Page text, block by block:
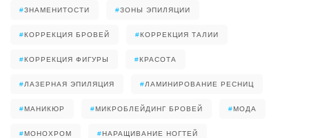
#ЗНАМЕНИТОСТИ #ЗОНЫ ЭПИЛЯЦИИ
#КОРРЕКЦИЯ БРОВЕЙ #КОРРЕКЦИЯ ТАЛИИ
#КОРРЕКЦИЯ ФИГУРЫ #КРАСОТА
#ЛАЗЕРНАЯ ЭПИЛЯЦИЯ #ЛАМИНИРОВАНИЕ РЕСНИЦ
#МАНИКЮР #МИКРОБЛЕЙДИНГ БРОВЕЙ #МОДА
#МОНОХРОМ #НАРАЩИВАНИЕ НОГТЕЙ